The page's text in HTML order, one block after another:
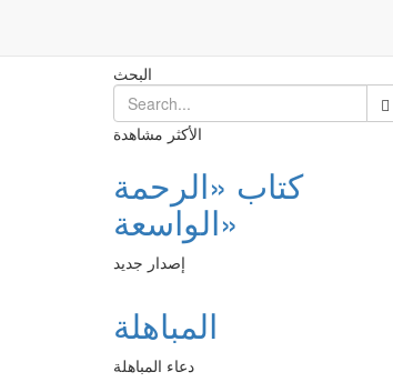
البحث
الأكثر مشاهدة
كتاب «الرحمة
الواسعة»
إصدار جديد
المباهلة
دعاء المباهلة